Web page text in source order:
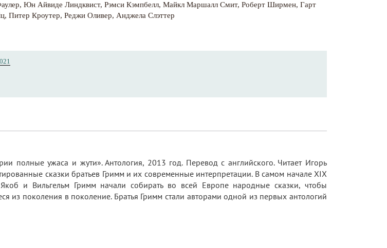
, Юн Айвиде Линдквист, Рэмси Кэмпбелл, Майкл Маршалл Смит, Роберт Ширмен, Гарт
, Питер Кроутер, Реджи Оливер, Анджела Слэттер
полные ужаса и жути». Антология, 2013 год. Перевод с английского. Читает Игорь
сказки братьев Гримм и их современные интерпретации. В самом начале XIX
Якоб и Вильгельм Гримм начали собирать во всей Европе народные сказки, чтобы
из поколения в поколение. Братья Гримм стали авторами одной из первых антологий